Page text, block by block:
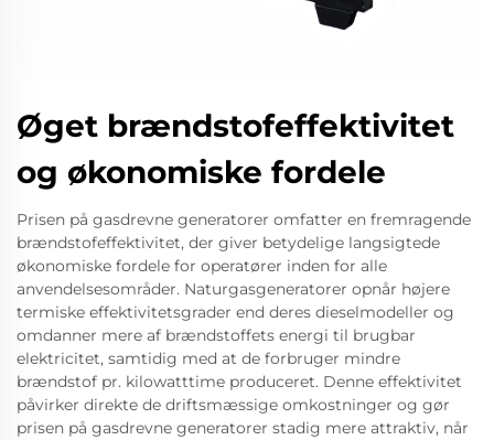
Øget brændstofeffektivitet
og økonomiske fordele
Prisen på gasdrevne generatorer omfatter en fremragende
brændstofeffektivitet, der giver betydelige langsigtede
økonomiske fordele for operatører inden for alle
anvendelsesområder. Naturgasgeneratorer opnår højere
termiske effektivitetsgrader end deres dieselmodeller og
omdanner mere af brændstoffets energi til brugbar
elektricitet, samtidig med at de forbruger mindre
brændstof pr. kilowatttime produceret. Denne effektivitet
påvirker direkte de driftsmæssige omkostninger og gør
prisen på gasdrevne generatorer stadig mere attraktiv, når